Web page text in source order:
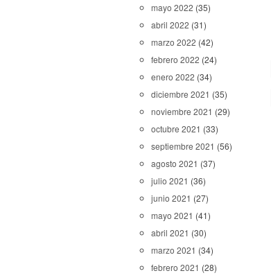
mayo 2022 (35)
abril 2022 (31)
marzo 2022 (42)
febrero 2022 (24)
enero 2022 (34)
diciembre 2021 (35)
noviembre 2021 (29)
octubre 2021 (33)
septiembre 2021 (56)
agosto 2021 (37)
julio 2021 (36)
junio 2021 (27)
mayo 2021 (41)
abril 2021 (30)
marzo 2021 (34)
febrero 2021 (28)